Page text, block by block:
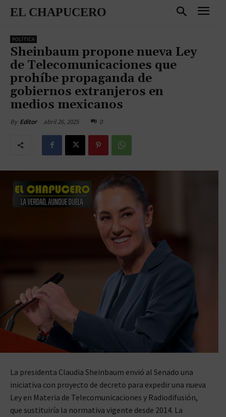
EL CHAPUCERO
POLÍTICA
Sheinbaum propone nueva Ley
de Telecomunicaciones que
prohíbe propaganda de
gobiernos extranjeros en
medios mexicanos
By Editor abril 26, 2025 0
La presidenta Claudia Sheinbaum envió al Senado una
iniciativa con proyecto de decreto para expedir una nueva
Ley en Materia de Telecomunicaciones y Radiodifusión,
que sustituiría la normativa vigente desde 2014. La